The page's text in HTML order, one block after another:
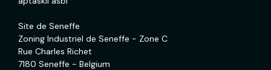
Site de Seneffe
Zoning Industriel de Seneffe - Zone C
Rue Charles Richet
7180 Seneffe - Belgium